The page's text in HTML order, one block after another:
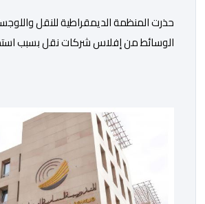
حذرت المنظمة الديمقراطية للنقل
الوسائط من إفلاس شركات نقل بسبب
والسائقون المهنيون، على حد سواء،
اقتصادية غير مسبوقة نتيجة الارتفاع
العملية النقلية، حيث […]